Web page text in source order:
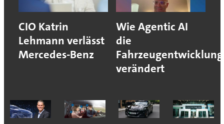
CIO Katrin
Lehmann verlässt
Mercedes-Benz
Wie Agentic AI
die
Fahrzeugentwicklung
verändert